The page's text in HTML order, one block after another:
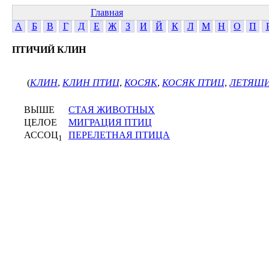
Главная
А
Б В Г Д Е Ж З И Й К Л М Н О П
ПТИЧИЙ КЛИН
(КЛИН, КЛИН ПТИЦ, КОСЯК, КОСЯК ПТИЦ,
ВЫШЕ
СТАЯ ЖИВОТНЫХ
ЦЕЛОЕ
МИГРАЦИЯ ПТИЦ
АССОЦ1 ПЕРЕЛЕТНАЯ ПТИЦА